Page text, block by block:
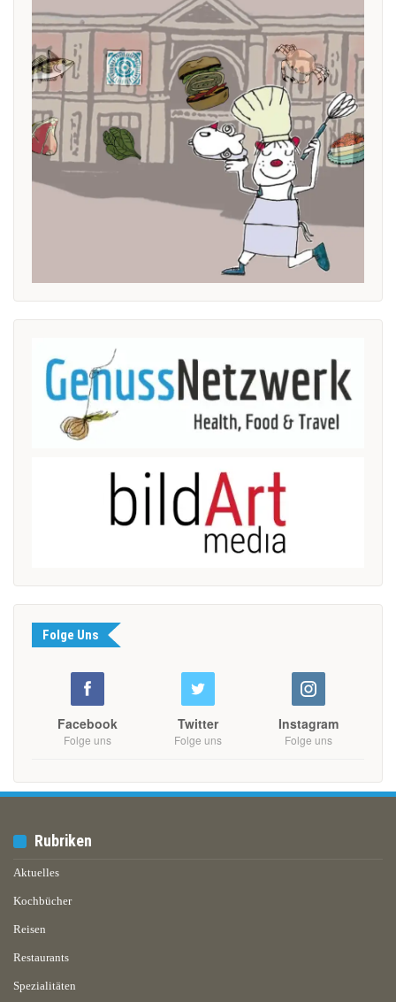
Folge Uns
Facebook
Folge uns
Twitter
Folge uns
Instagram
Folge uns
Rubriken
Aktuelles
Kochbücher
Reisen
Restaurants
Spezialitäten